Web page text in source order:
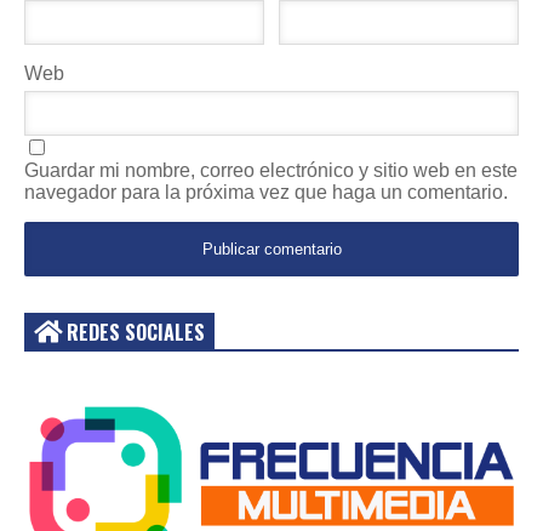
Web
Guardar mi nombre, correo electrónico y sitio web en este
navegador para la próxima vez que haga un comentario.
REDES SOCIALES